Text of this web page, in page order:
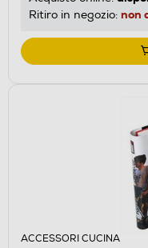
Ritiro in negozio: non
ACCESSORI CUCINA